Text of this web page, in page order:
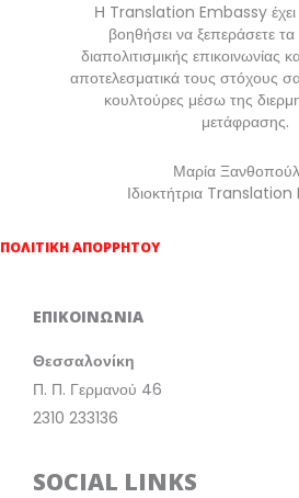
Η Translation Embassy
βοηθήσει να ξεπεράσετε
διαπολιτισμικής επικοινωνίας
αποτελεσματικά τους στόχους
κουλτούρες μέσω της
μετάφρασης.
Μαρία
Ιδιοκτήτρια
ΠΟΛΙΤΙΚΗ ΑΠΟΡΡΗΤΟΥ
ΕΠΙΚΟΙΝΩΝΙΑ
Θεσσαλονίκη
Π. Π. Γερμανού 46
2310 233136
SOCIAL LINKS